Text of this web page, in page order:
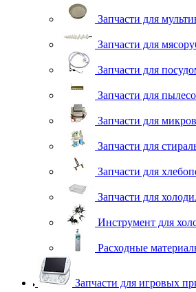
Запчасти для
Запчасти для
Запчасти для
Запчасти для
Запчасти для
Запчасти для
Запчасти для
Запчасти для
Инструмент для
Расходные
Запчасти для игровых